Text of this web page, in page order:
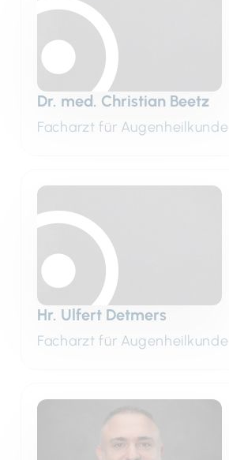
Dr. med. Christian Beetz
Facharzt für Augenheilkunde
Hr. Ulfert Detmers
Facharzt für Augenheilkunde